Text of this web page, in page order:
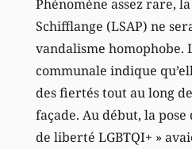
Phénomène assez rare,
Schifflange (LSAP) ne
vandalisme homophobe.
communale indique
des fiertés tout au long
façade. Au début, la pose
de liberté LGBTQI+ »